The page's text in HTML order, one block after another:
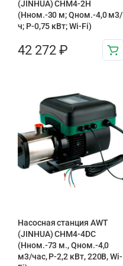
(JINHUA) CHM4-2H
(Hном.-30 м; Qном.-4,0 м3/
ч; P-0,75 кВт; Wi-Fi)
42 272 ₽
Насосная станция AWT
(JINHUA) CHM4-4DC
(Нном.-73 м., Qном.-4,0
м3/час, Р-2,2 кВт, 220В, Wi-